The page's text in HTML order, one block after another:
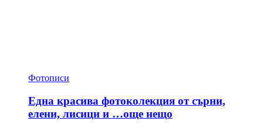
Фотописи
Една красива фотоколекция от сърни,
елени, лисици и …още нещо